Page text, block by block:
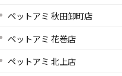
ペットアミ 秋田卸町店
ペットアミ 花巻店
ペットアミ 北上店